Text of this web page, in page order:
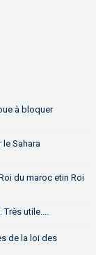
à bloquer
Sahara
du maroc etin Roi
utile....
de la loi des